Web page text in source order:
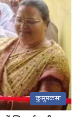
कुसुमकसा